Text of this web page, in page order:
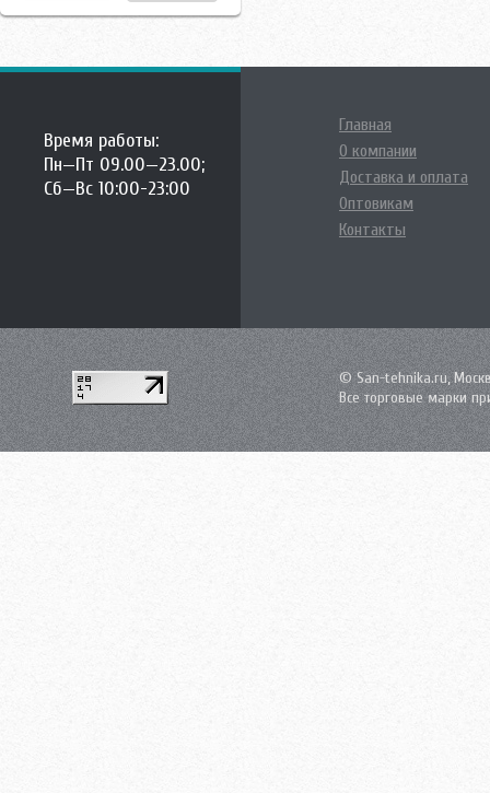
Время работы:
Пн—Пт 09.00—23.00;
Сб—Вс 10:00-23:00
Главная
О компании
Доставка и оплата
Оптовикам
Контакты
© San-tehnika.ru,
Все торговые марки